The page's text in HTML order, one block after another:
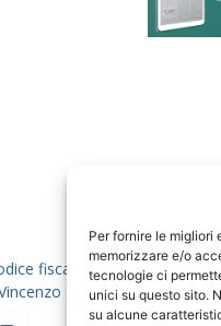
Per fornire le
memorizzare e/o
tecnologie ci
unici su questo sito.
su alcune
fiscale 80069130583
D'Anna